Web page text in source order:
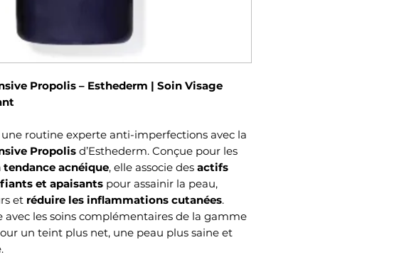
Propolis – Esthederm | Soin Visage
routine experte anti-imperfections avec la
Propolis d’Esthederm. Conçue pour les
tendance acnéique, elle associe des actifs
et apaisants pour assainir la peau,
et réduire les inflammations cutanées.
avec les soins complémentaires de la gamme
un teint plus net, une peau plus saine et